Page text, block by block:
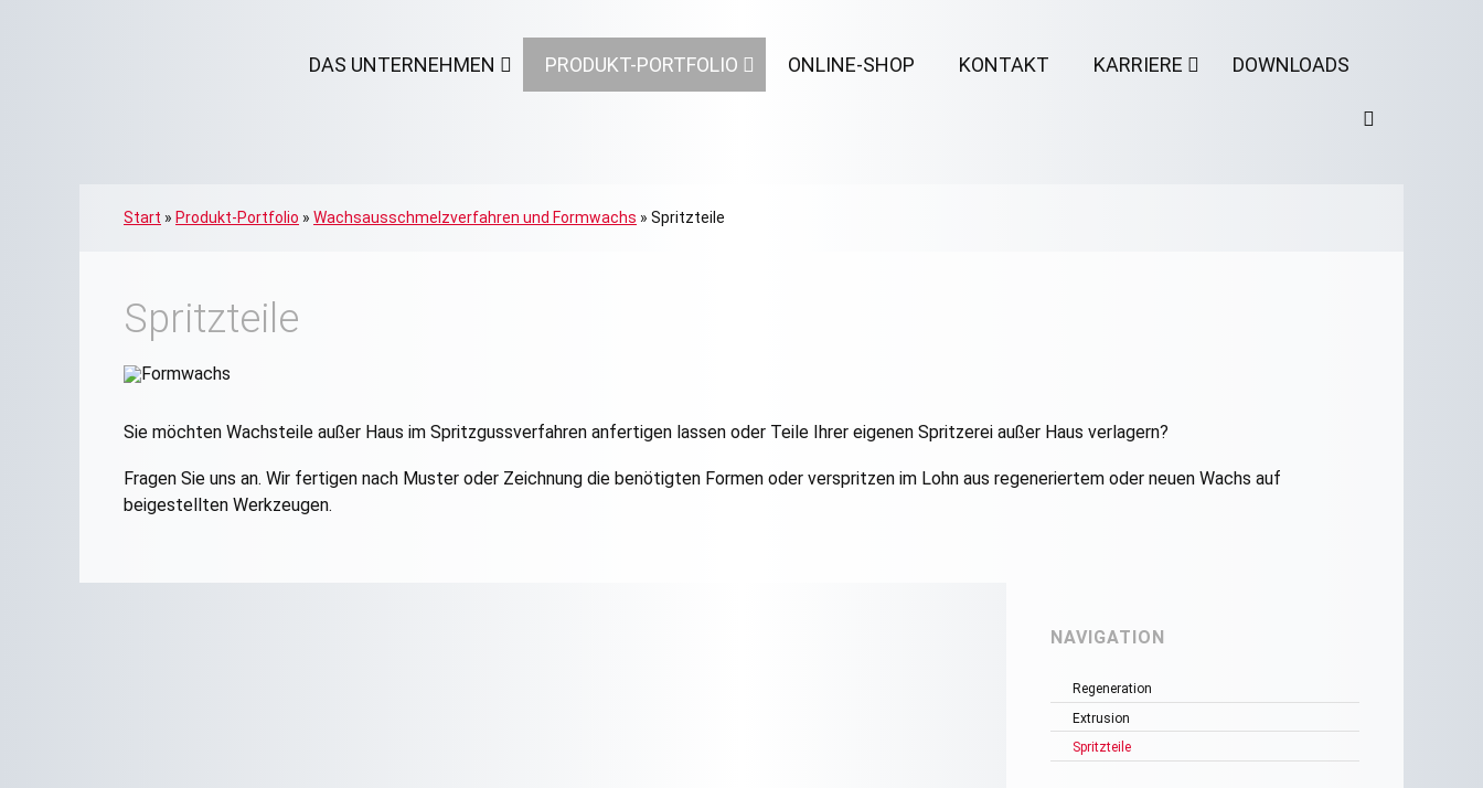
DAS UNTERNEHMEN PRODUKT-PORTFOLIO ONLINE-SHOP KONTAKT KARRIERE DOWNLOADS
Start » Produkt-Portfolio » Wachsausschmelzverfahren und Formwachs » Spritzteile
Spritzteile
Sie möchten Wachsteile außer Haus im Spritzgussverfahren anfertigen lassen oder Teile Ihrer eigenen Spritzerei außer Haus verlagern?
Fragen Sie uns an. Wir fertigen nach Muster oder Zeichnung die benötigten Formen oder verspritzen im Lohn aus regeneriertem oder neuen Wachs auf
beigestellten Werkzeugen.
NAVIGATION
Regeneration
Extrusion
Spritzteile